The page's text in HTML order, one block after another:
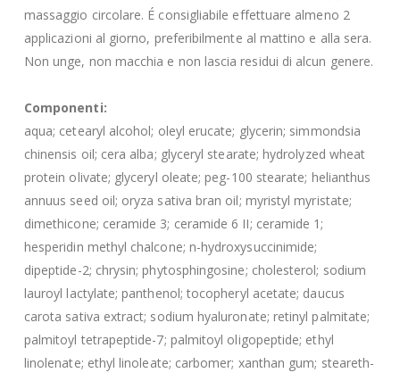
massaggio circolare. É consigliabile effettuare almeno 2
applicazioni al giorno, preferibilmente al mattino e alla sera.
Non unge, non macchia e non lascia residui di alcun genere.
Componenti:
aqua; cetearyl alcohol; oleyl erucate; glycerin; simmondsia
chinensis oil; cera alba; glyceryl stearate; hydrolyzed wheat
protein olivate; glyceryl oleate; peg-100 stearate; helianthus
annuus seed oil; oryza sativa bran oil; myristyl myristate;
dimethicone; ceramide 3; ceramide 6 II; ceramide 1;
hesperidin methyl chalcone; n-hydroxysuccinimide;
dipeptide-2; chrysin; phytosphingosine; cholesterol; sodium
lauroyl lactylate; panthenol; tocopheryl acetate; daucus
carota sativa extract; sodium hyaluronate; retinyl palmitate;
palmitoyl tetrapeptide-7; palmitoyl oligopeptide; ethyl
linolenate; ethyl linoleate; carbomer; xanthan gum; steareth-